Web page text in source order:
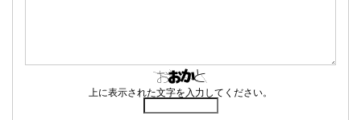
上に表示された文字を入力してください。